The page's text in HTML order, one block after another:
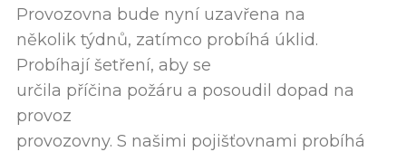
Provozovna bude nyní uzavřena na
několik týdnů, zatímco probíhá úklid.
Probíhají šetření, aby se
určila příčina požáru a posoudil dopad na
provoz
provozovny. S našimi pojišťovnami probíhá